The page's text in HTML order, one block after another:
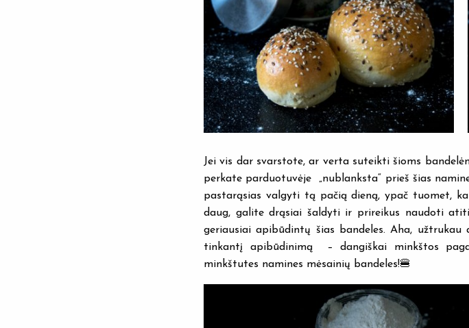
Jei vis dar svarstote, ar verta suteikti šioms
perkate parduotuvėje „nublanksta“ prieš šias
pastarąsias valgyti tą pačią dieną, ypač tuomet,
daug, galite drąsiai šaldyti ir prireikus naudoti
geriausiai apibūdintų šias bandeles. Aha,
tinkantį apibūdinimą – dangiškai minkštos
minkštutes namines mėsainių bandeles!🍔